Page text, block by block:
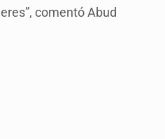
comentó Abud